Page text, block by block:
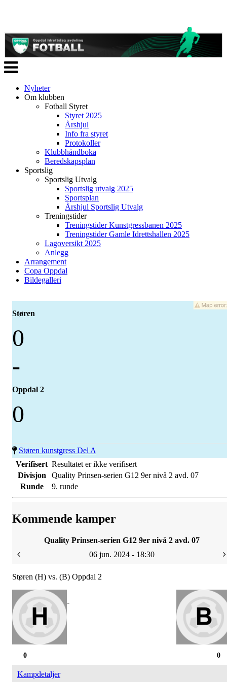
Veksle
navigasjon
Nyheter
Om klubben
Fotball Styret
Styret 2025
Årshjul
Info fra styret
Protokoller
Klubbhåndboka
Beredskapsplan
Sportslig
Sportslig Utvalg
Sportslig utvalg 2025
Sportsplan
Årshjul Sportslig Utvalg
Treningstider
Treningstider Kunstgressbanen 2025
Treningstider Gamle Idrettshallen 2025
Lagoversikt 2025
Anlegg
Arrangement
Copa Oppdal
Bildegalleri
Støren
0
-
Oppdal 2
0
Støren kunstgress Del A
Verifisert Resultatet er ikke verifisert
Divisjon
Quality Prinsen-serien G12 9er nivå 2 avd. 07
Runde
9. runde
Kommende kamper
Quality Prinsen-serien G12 9er nivå 2 avd. 07
06 jun. 2024 - 18:30
Støren (H) vs. (B) Oppdal 2
-
0
0
Kampdetaljer